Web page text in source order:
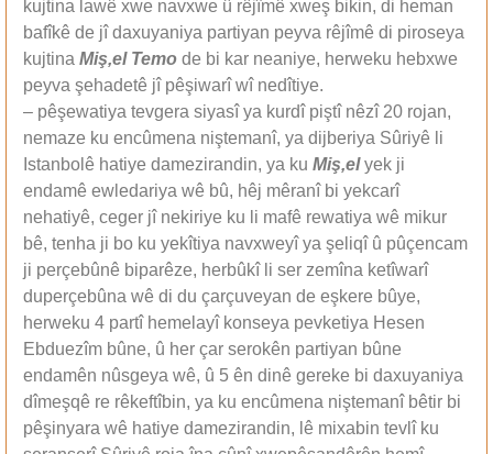
kujtina lawê xwe navxwe û rêjîmê xweş bikin, di heman
bafîkê de jî daxuyaniya partiyan peyva rêjîmê di piroseya
kujtina Miş,el Temo de bi kar neaniye, herweku hebxwe
peyva şehadetê jî pêşiwarî wî nedîtiye.
– pêşewatiya tevgera siyasî ya kurdî piştî nêzî 20 rojan,
nemaze ku encûmena niştemanî, ya dijberiya Sûriyê li
Istanbolê hatiye damezirandin, ya ku Miş,elyek ji
endamê ewledariya wê bû, hêj mêranî bi yekcarî
nehatiyê, ceger jî nekiriye ku li mafê rewatiya wê mikur
bê, tenha ji bo ku yekîtiya navxweyî ya şeliqî û pûçencam
ji perçebûnê biparêze, herbûkî li ser zemîna ketîwarî
duperçebûna wê di du çarçuveyan de eşkere bûye,
herweku 4 partî hemelayî konseya pevketiya Hesen
Ebduezîm bûne, û her çar serokên partiyan bûne
endamên nûsgeya wê, û 5 ên dinê gereke bi daxuyaniya
dîmeşqê re rêkeftîbin, ya ku encûmena niştemanî bêtir bi
pêşinyara wê hatiye damezirandin, lê mixabin tevlî ku